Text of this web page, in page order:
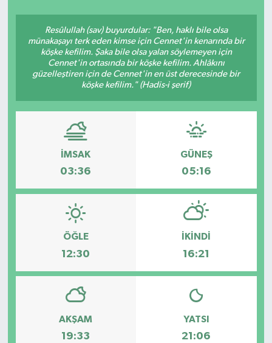
Resûlullah (sav) buyurdular: "Ben, haklı bile olsa
münakaşayı terk eden kimse için Cennet'in kenarında bir
köşke kefilim. Şaka bile olsa yalan söylemeyen için
Cennet'in ortasında bir köşke kefilim. Ahlâkını
güzelleştiren için de Cennet'in en üst derecesinde bir
köşke kefilim." (Hadis-i şerif)
İMSAK
03:36
GÜNEŞ
05:16
ÖĞLE
12:30
İKINDI
16:21
AKŞAM
19:33
YATSI
21:06
Spor
Türkiye